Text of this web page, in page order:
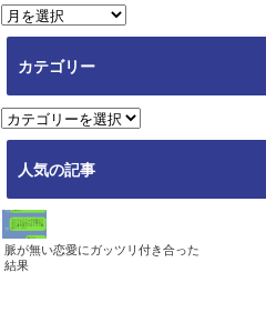
ア
ー
ブ
カテゴリー
カ
テ
ー
人気の記事
脈が無い恋愛にガッツリ付き合った
結果